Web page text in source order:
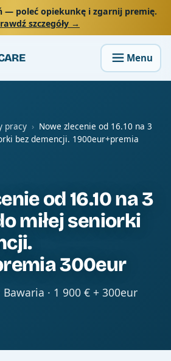
— poleć opiekunkę i zgarnij premię.
szczegóły →
pracy › Nowe zlecenie od 16.10 na 3
bez demencji. 1900eur+premia
od 16.10 na 3
miłej seniorki
300eur
· 1 900 € + 300eur